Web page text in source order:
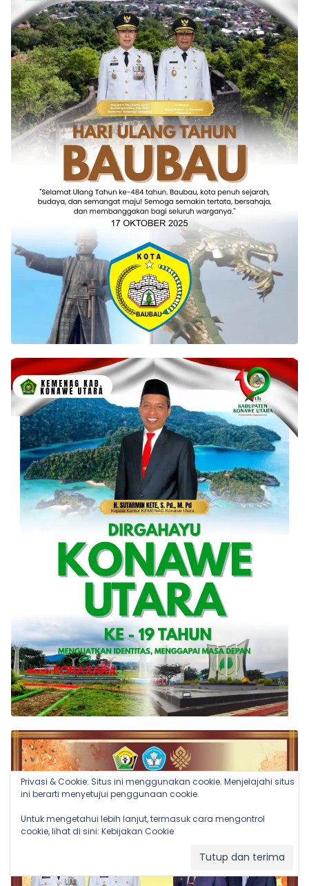
Privasi & Cookie: Situs ini menggunakan cookie. Menjelajahi situs
ini berarti menyetujui penggunaan cookie.
Untuk mengetahui lebih lanjut, termasuk cara mengontrol
cookie, lihat di sini: Kebijakan Cookie